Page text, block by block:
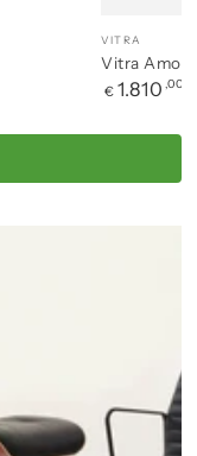
Merk
VITRA
Vitra
Normale
€ 1.810 ,00